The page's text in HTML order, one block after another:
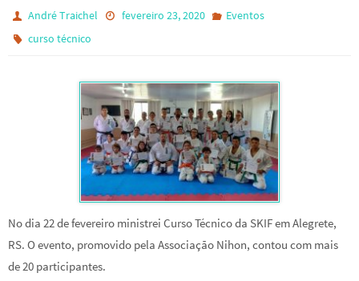
André Traichel fevereiro 23, 2020
Eventos
curso técnico
No dia 22 de fevereiro ministrei Curso Técnico da SKIF em Alegrete,
RS. O evento, promovido pela Associação Nihon, contou com mais
de 20 participantes.